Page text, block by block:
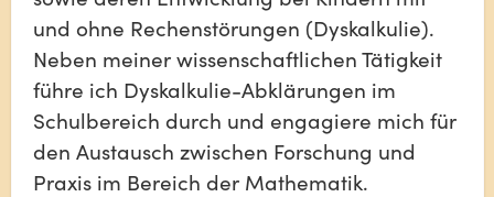
und ohne Rechenstörungen (Dyskalkulie).
Neben meiner wissenschaftlichen Tätigkeit
führe ich Dyskalkulie-Abklärungen im
Schulbereich durch und engagiere mich für
den Austausch zwischen Forschung und
Praxis im Bereich der Mathematik.